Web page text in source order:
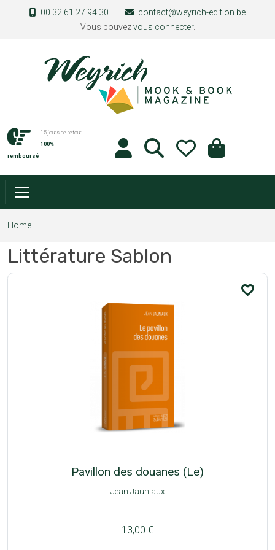
Skip to main content
00 32 61 27 94 30
contact@weyrich-edition.be
Vous pouvezvous connecter.
15 jours de retour
100%
remboursé
Home
Littérature Sablon
favorite_border
Pavillon des douanes (Le)
Jean Jauniaux
13,00 €